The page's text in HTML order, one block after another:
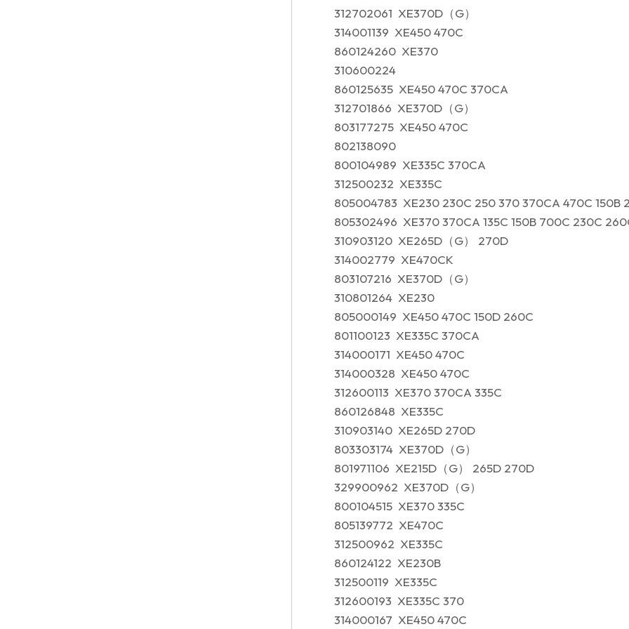
312702061 XE370D（G）
314001139 XE450 470C
860124260 XE370
310600224
860125635 XE450 470C 370CA
312701866 XE370D（G）
803177275 XE450 470C
802138090
800104989 XE335C 370CA
312500232 XE335C
805004783 XE230 230C 250 370 370CA 470C 150B
805302496 XE370 370CA 135C 150B 700C 230C
310903120 XE265D（G） 270D
314002779 XE470CK
803107216 XE370D（G）
310801264 XE230
805000149 XE450 470C 150D 260C
801100123 XE335C 370CA
314000171 XE450 470C
314000328 XE450 470C
312600113 XE370 370CA 335C
860126848 XE335C
310903140 XE265D 270D
803303174 XE370D（G）
801971106 XE215D（G） 265D 270D
329900962 XE370D（G）
800104515 XE370 335C
805139772 XE470C
312500962 XE335C
860124122 XE230B
312500119 XE335C
312600193 XE335C 370
314000167 XE450 470C